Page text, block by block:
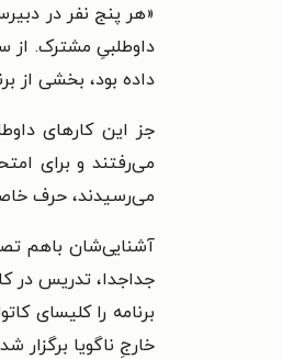
«هر پنج نفر در
داوطلبیِ مشترک.
داده بود، بخشی از
جز این کارهای
می‌رفتند و برای
می‌رسیدند، حرف
آشنایی‌شان باهم
جداجدا، تدریس در
برنامه را کلیسای
خارجِ ناگویا